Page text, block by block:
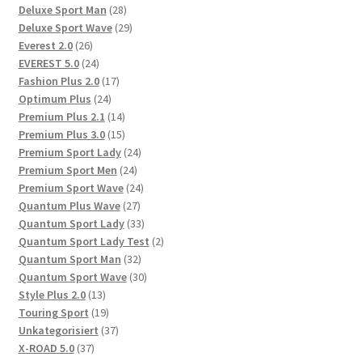
Produkte
Deluxe Sport Man 2828
Produkte
Deluxe Sport Wave 2929
Everest 2.0 2626
Produkte
EVEREST 5.0 2424
Produkte
Fashion Plus 2.0 1717
Optimum Plus 2424
Produkte
Premium Plus 2.1 1414
Produkte
Premium Plus 3.0 1515
Produkte
Premium Sport Lady 2424
Premium Sport Men 2424
Produkte
Premium Sport Wave 2424
Produkte
Quantum Plus Wave 2727
Produkte
Quantum Sport Lady 3333
Produkte
Quantum Sport Lady Test 22
Quantum Sport Man 3232
Produkte
Quantum Sport Wave 3030
Style Plus 2.0 1313
Produkte
Touring Sport 1919
Produkte
Unkategorisiert 3737
X-ROAD 5.0 3737